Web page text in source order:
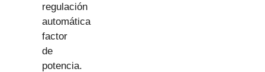
regulación
automática
factor
de
potencia.